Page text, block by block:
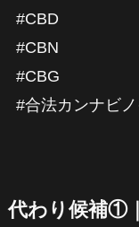
#CBD
#CBN
#CBG
#合法カンナビ
代わり候補①